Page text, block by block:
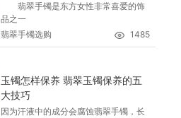
翡翠手镯是东方女性非常喜爱的饰
品之一
翡翠手镯选购
1485
玉镯怎样保养 翡翠玉镯保养的五
大技巧
因为汗液中的成分会腐蚀翡翠手镯，长